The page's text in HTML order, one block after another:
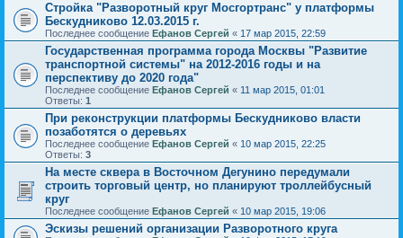
Стройка "Разворотный круг Мосгортранс" у платформы
Бескудниково 12.03.2015 г.
Последнее сообщение Ефанов Сергей « 17 мар 2015, 22:59
Государственная программа города Москвы "Развитие
транспортной системы" на 2012-2016 годы и на
перспективу до 2020 года"
Последнее сообщение Ефанов Сергей « 11 мар 2015, 01:01
Ответы: 1
При реконструкции платформы Бескудниково власти
позаботятся о деревьях
Последнее сообщение Ефанов Сергей « 10 мар 2015, 22:25
Ответы: 3
На месте сквера в Восточном Дегунино передумали
строить торговый центр, но планируют троллейбусный
круг
Последнее сообщение Ефанов Сергей « 10 мар 2015, 19:06
Эскизы решений организации Разворотного круга